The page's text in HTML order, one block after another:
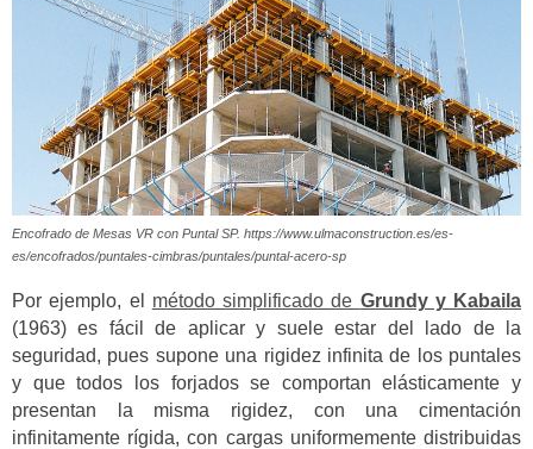
Encofrado de Mesas VR con Puntal SP. https://www.ulmaconstruction.es/es-
es/encofrados/puntales-cimbras/puntales/puntal-acero-sp
Por ejemplo, el método simplificado de Grundy y Kabaila
(1963) es fácil de aplicar y suele estar del lado de la
seguridad, pues supone una rigidez infinita de los puntales
y que todos los forjados se comportan elásticamente y
presentan la misma rigidez, con una cimentación
infinitamente rígida, con cargas uniformemente distribuidas